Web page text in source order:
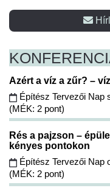
Azért a víz a zűr? –
Építész Tervezői Nap
(MÉK: 2 pont)
Rés a pajzson –
kényes pontokon
Építész Tervezői Nap
(MÉK: 2 pont)